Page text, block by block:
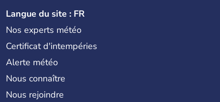
Langue du site : FR
Nos experts météo
Certificat d'intempéries
Alerte météo
Nous connaître
Nous rejoindre